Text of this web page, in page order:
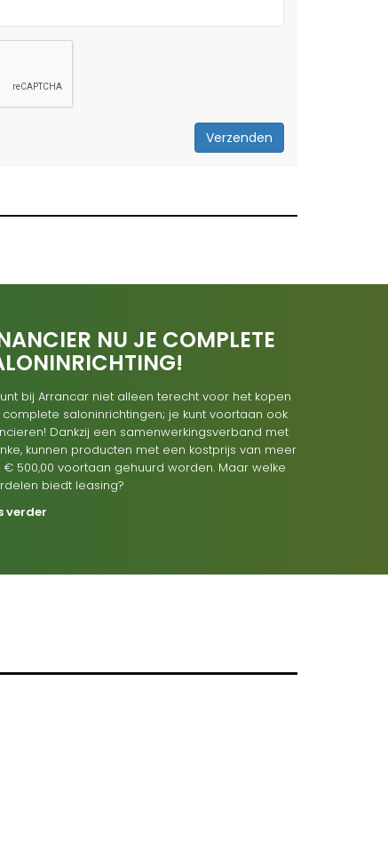
Verzenden
NU JE COMPLETE
bij Arrancar niet alleen terecht voor het kopen
saloninrichtingen; je kunt voortaan ook
Dankzij een samenwerkingsverband met
kunnen producten met een kostprijs van meer
€ 500,00 voortaan gehuurd worden. Maar welke
biedt leasing?
verder